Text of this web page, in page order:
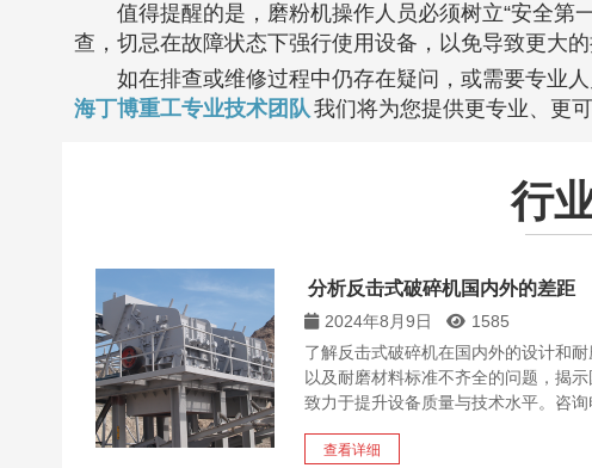
值得提醒的是，磨粉机操作人员必须树立“安全第
查，切忌在故障状态下强行使用设备，以免导致更大的
如在排查或维修过程中仍存在疑问，或需要专业
海丁博重工专业技术团队我们将为您提供更专业、更
行
分析反击式破碎机国内外的差距
2024年8月9日
1585
了解反击式破碎机在国内外的设计和
以及耐磨材料标准不齐全的问题，揭
致力于提升设备质量与技术水平。咨询
查看详细